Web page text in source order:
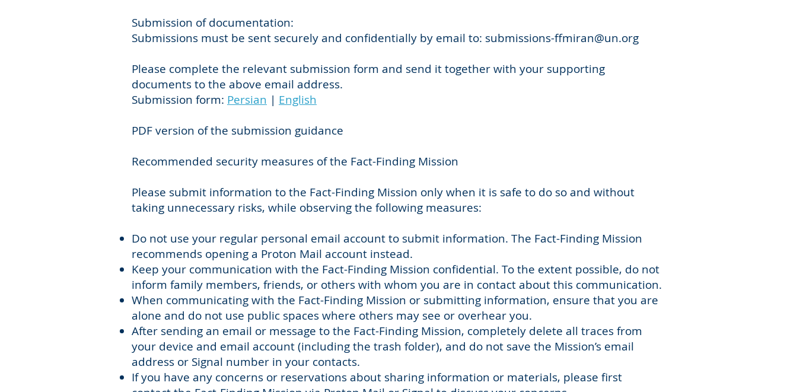
Submission of documentation:
Submissions must be sent securely and confidentially by email to: submissions-ffmiran@un.org
Please complete the relevant submission form and send it together with your supporting
documents to the above email address.
Submission form: Persian | English
PDF version of the submission guidance
Recommended security measures of the Fact-Finding Mission
Please submit information to the Fact-Finding Mission only when it is safe to do so and without
taking unnecessary risks, while observing the following measures:
Do not use your regular personal email account to submit information. The Fact-Finding Mission
recommends opening a Proton Mail account instead.
Keep your communication with the Fact-Finding Mission confidential. To the extent possible, do not
inform family members, friends, or others with whom you are in contact about this communication.
When communicating with the Fact-Finding Mission or submitting information, ensure that you are
alone and do not use public spaces where others may see or overhear you.
After sending an email or message to the Fact-Finding Mission, completely delete all traces from
your device and email account (including the trash folder), and do not save the Mission’s email
address or Signal number in your contacts.
If you have any concerns or reservations about sharing information or materials, please first